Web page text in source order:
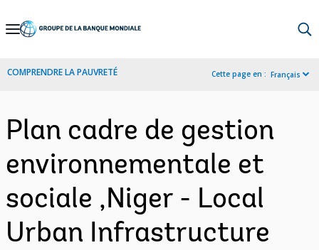
Skip
Navigation
COMPRENDRE LA PAUVRETÉ Cette page en : Français
Plan cadre de gestion
environnementale et
sociale ,Niger - Local
Urban Infrastructure